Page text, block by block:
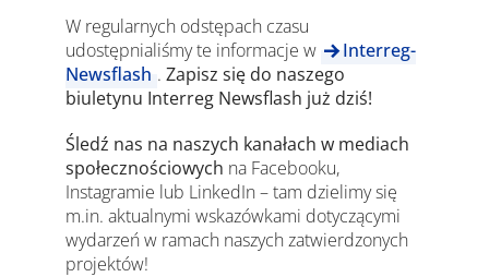
W regularnych odstępach czasu
udostępnialiśmy te informacje w
Interreg-
Newsflash . Zapisz się do naszego
biuletynu Interreg Newsflash już dziś!
Śledź nas na naszych kanałach w mediach
społecznościowych na Facebooku,
Instagramie lub LinkedIn – tam dzielimy się
m.in. aktualnymi wskazówkami dotyczącymi
wydarzeń w ramach naszych zatwierdzonych
projektów!